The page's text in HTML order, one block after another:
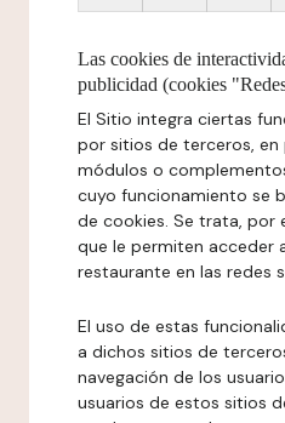
Las cookies de
publicidad (cookies
El Sitio integra ciertas
por sitios de terceros,
módulos o
cuyo funcionamiento se
de cookies. Se trata, por
que le permiten acceder
restaurante en las redes
El uso de estas
a dichos sitios de
navegación de los
usuarios de estos sitios